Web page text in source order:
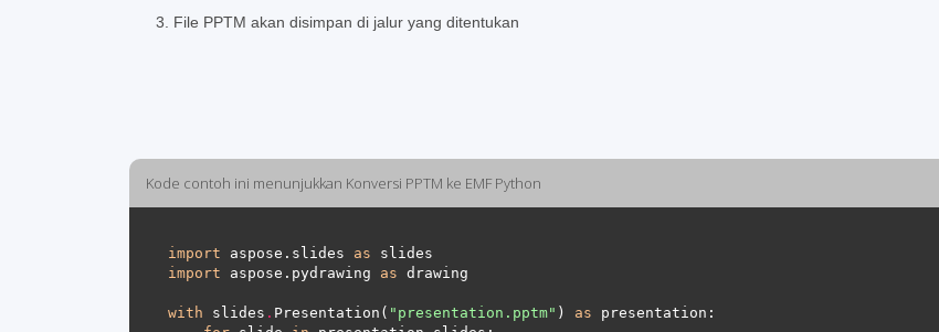
File PPTM akan disimpan di jalur yang ditentukan
Kode contoh ini menunjukkan Konversi PPTM ke EMF Python
import aspose.slides as
import aspose.pydrawing as
with slides . Presentation( "presentation.pptm" ) as